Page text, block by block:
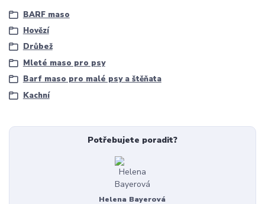
BARF maso
Hovězí
Drůbež
Mleté maso pro psy
Barf maso pro malé psy a štěňata
Kachní
Potřebujete poradit?
Helena Bayerová